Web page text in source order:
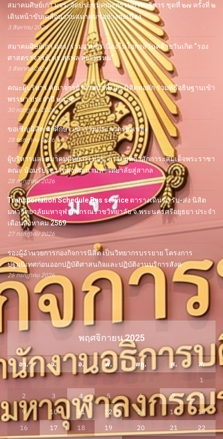
สมาคมศิษย์เก่า มจร. จัดประชุมคณะกรรมการบริหาร ชุดที่ ๒๗ ครั้งที่ ๒
เดินหน้าขับเคลื่อนงานสมาคมฯ อย่างต่อเนื่อง
3 สิงหาคม 2026
สมาคมศิษย์เก่า มจร. ร่วมอวยพรเนื่องในโอกาสวันคล้ายวันเกิด “รอง
ศาสตราจารย์, ดร.สุรพล สุยะพรหม”
3 สิงหาคม 2026
คณะผู้บริหาร คณาจารย์ เจ้าหน้าที่ และนิสิตหอพัก ร่วมพิธีอธิษฐานเข้า
พรรษา ประจำปี ๒๕๖๙
30 กรกฎาคม 2026
ขอเชิญนิสิต นักศึกษา เข้าร่วมประกวดร้องเพลง
28 กรกฎาคม 2026
ผู้บริหารและสมาคมศิษย์เก่า มจร. ถวายมุทิตาสักการะสมเด็จพระราชา
คณะ น้อมรับโอวาทมุ่งพัฒนามหาวิทยาลัยสู่สากล
28 กรกฎาคม 2026
Transportation Schedule Bus service ตารางเดินรถ รับ-ส่ง นิสิต
มหาวิทยาลัยมหาจุฬาลงกรณราชวิทยาลัย จ.พระนครศรีอยุธยา ประจำ
เดือนสิงหาคม 2569
27 กรกฎาคม 2026
รองผู้อำนวยการกองกิจการนิสิต เป็นวิทยากรบรรยาย โครงการ
ปฐมนิเทศก่อนออกปฏิบัติศาสนกิจและปฏิบัติงานบริการสังค
26 กรกฎาคม 2026
พฤศจิกายน 2025
อา. จ. อ. พ. พฤ. ศ.
ส.
1
2
3 4 5 6 7
8
9
10 11 12 13 14
15
16
17 18 19 20 21 22